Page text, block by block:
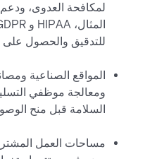
لمكافحة العدوى،
للتدقيق والحصول على
المواقع الصناعية
ومعالجة موظفي
السلامة قبل منح
مساحات العمل